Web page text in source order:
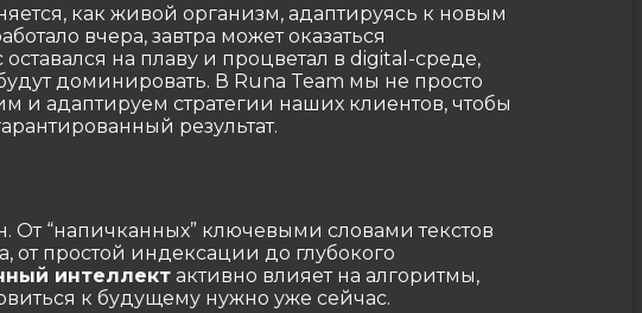
как живой организм, адаптируясь к новым
вчера, завтра может оказаться
на плаву и процветал в digital-среде,
доминировать. В Runa Team мы не просто
адаптируем стратегии наших клиентов, чтобы
результат.
“напичканных” ключевыми словами текстов
от простой индексации до глубокого
интеллект активно влияет на алгоритмы,
к будущему нужно уже сейчас.